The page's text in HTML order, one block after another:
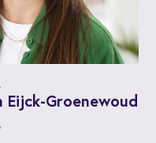
Eijck-Groenewoud